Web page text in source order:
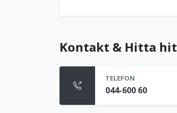
Kontakt & Hitta hit
TELEFON
044-600 60